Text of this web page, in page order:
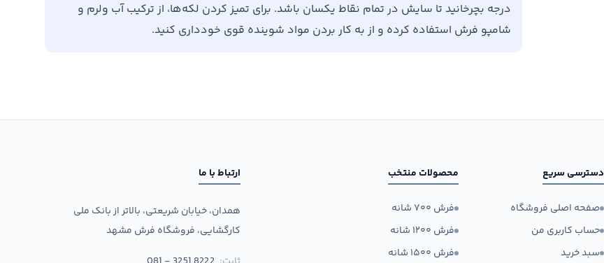
درجه بچرخانید تا سایش در تمام نقاط یکسان باشد. برای تمیز کردن لکه‌ها، از ترکیب آب ولرم و
شامپو فرش استفاده کرده و از به کار بردن مواد شوینده قوی خودداری کنید.
دسترسی سریع
صفحه اصلی فروشگاه
حساب کاربری من
سبد خرید
محصولات منتخب
فرش ۷۰۰ شانه
فرش ۱۲۰۰ شانه
فرش ۱۵۰۰ شانه
ارتباط با ما
همدان، خیابان شریعتی، بالاتر از بانک ملی
کارگشایی، فروشگاه فرش مشهد